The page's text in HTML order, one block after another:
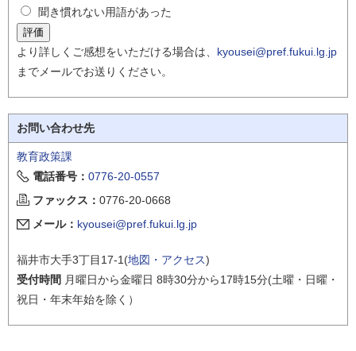
聞き慣れない用語があった
より詳しくご感想をいただける場合は、 kyousei@pref.fukui.lg.jp
までメールでお送りください。
お問い合わせ先
教育政策課
電話番号： 0776-20-0557
ファックス： 0776-20-0668
メール： kyousei@pref.fukui.lg.jp
福井市大手3丁目17-1(地図・アクセス)
受付時間 月曜日から金曜日 8時30分から17時15分(土曜・日曜・
祝日・年末年始を除く）